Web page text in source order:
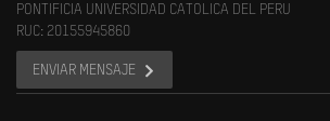
PONTIFICIA UNIVERSIDAD CATOLICA DEL PERU
RUC: 20155945860
ENVIAR MENSAJE